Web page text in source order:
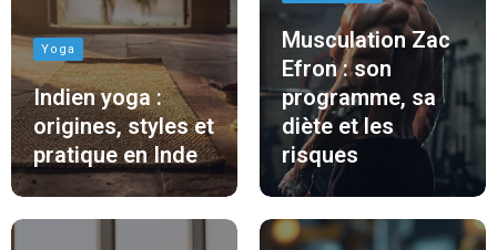
Yoga
Indien yoga :
origines, styles et
pratique en Inde
Musculation Zac
Efron : son
programme, sa
diète et les
risques